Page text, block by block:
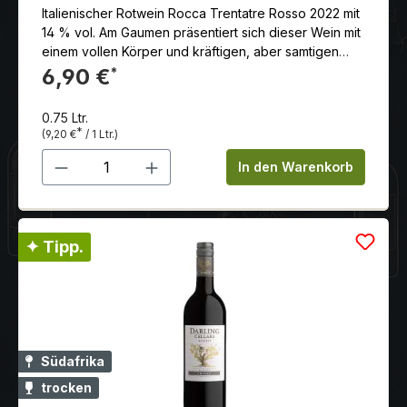
Italienischer Rotwein Rocca Trentatre Rosso 2022 mit
14 % vol. Am Gaumen präsentiert sich dieser Wein mit
einem vollen Körper und kräftigen, aber samtigen
Tanninen.
6,90 €*
0.75 Ltr.
(9,20 €* / 1 Ltr.)
Produkt Anzahl: Gib denIn den Warenkorb
✦ Tipp.
Südafrika
trocken